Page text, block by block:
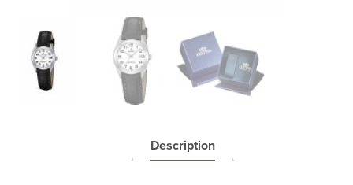
Description